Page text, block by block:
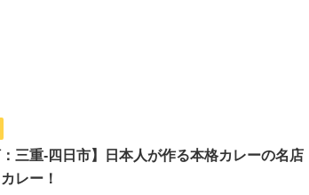
：三重-四日市】日本人が作る本格カレーの名
レー！